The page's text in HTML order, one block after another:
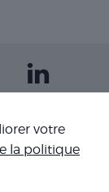
votre
la politique